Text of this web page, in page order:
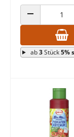
ANZAHL
ab3Stück5%